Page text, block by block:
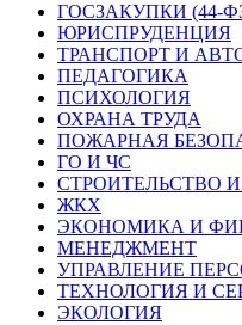
ГОСЗАКУПКИ (44-
ЮРИСПРУДЕНЦИЯ
ТРАНСПОРТ И
ПЕДАГОГИКА
ПСИХОЛОГИЯ
ОХРАНА ТРУДА
ПОЖАРНАЯ
ГО И ЧС
СТРОИТЕЛЬСТВО
ЖКХ
ЭКОНОМИКА И
МЕНЕДЖМЕНТ
УПРАВЛЕНИЕ
ТЕХНОЛОГИЯ И
ЭКОЛОГИЯ